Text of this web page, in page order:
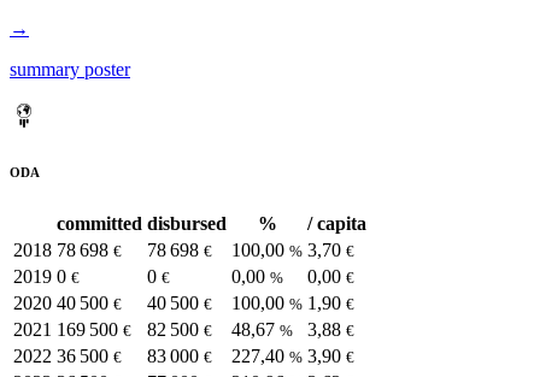
→
summary poster
ODA
committed disbursed %
/ capita
2018 78 698 € 78 698 € 100,00 % 3,70 €
2019 0 € 0 € 0,00 % 0,00 €
2020 40 500 € 40 500 € 100,00 % 1,90 €
2021 169 500 € 82 500 € 48,67 % 3,88 €
2022 36 500 € 83 000 € 227,40 % 3,90 €